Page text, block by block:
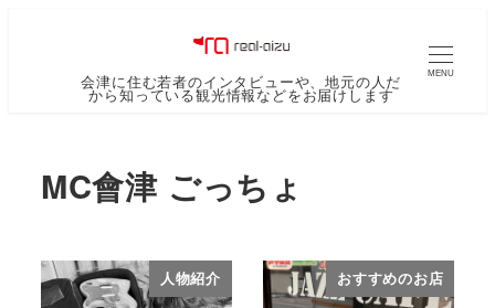
会津に住む若者のインタビューや、地元の人だ
から知っている観光情報などをお届けします
MENU
MC會津 ごっちょ
人物紹介 おすすめのお店